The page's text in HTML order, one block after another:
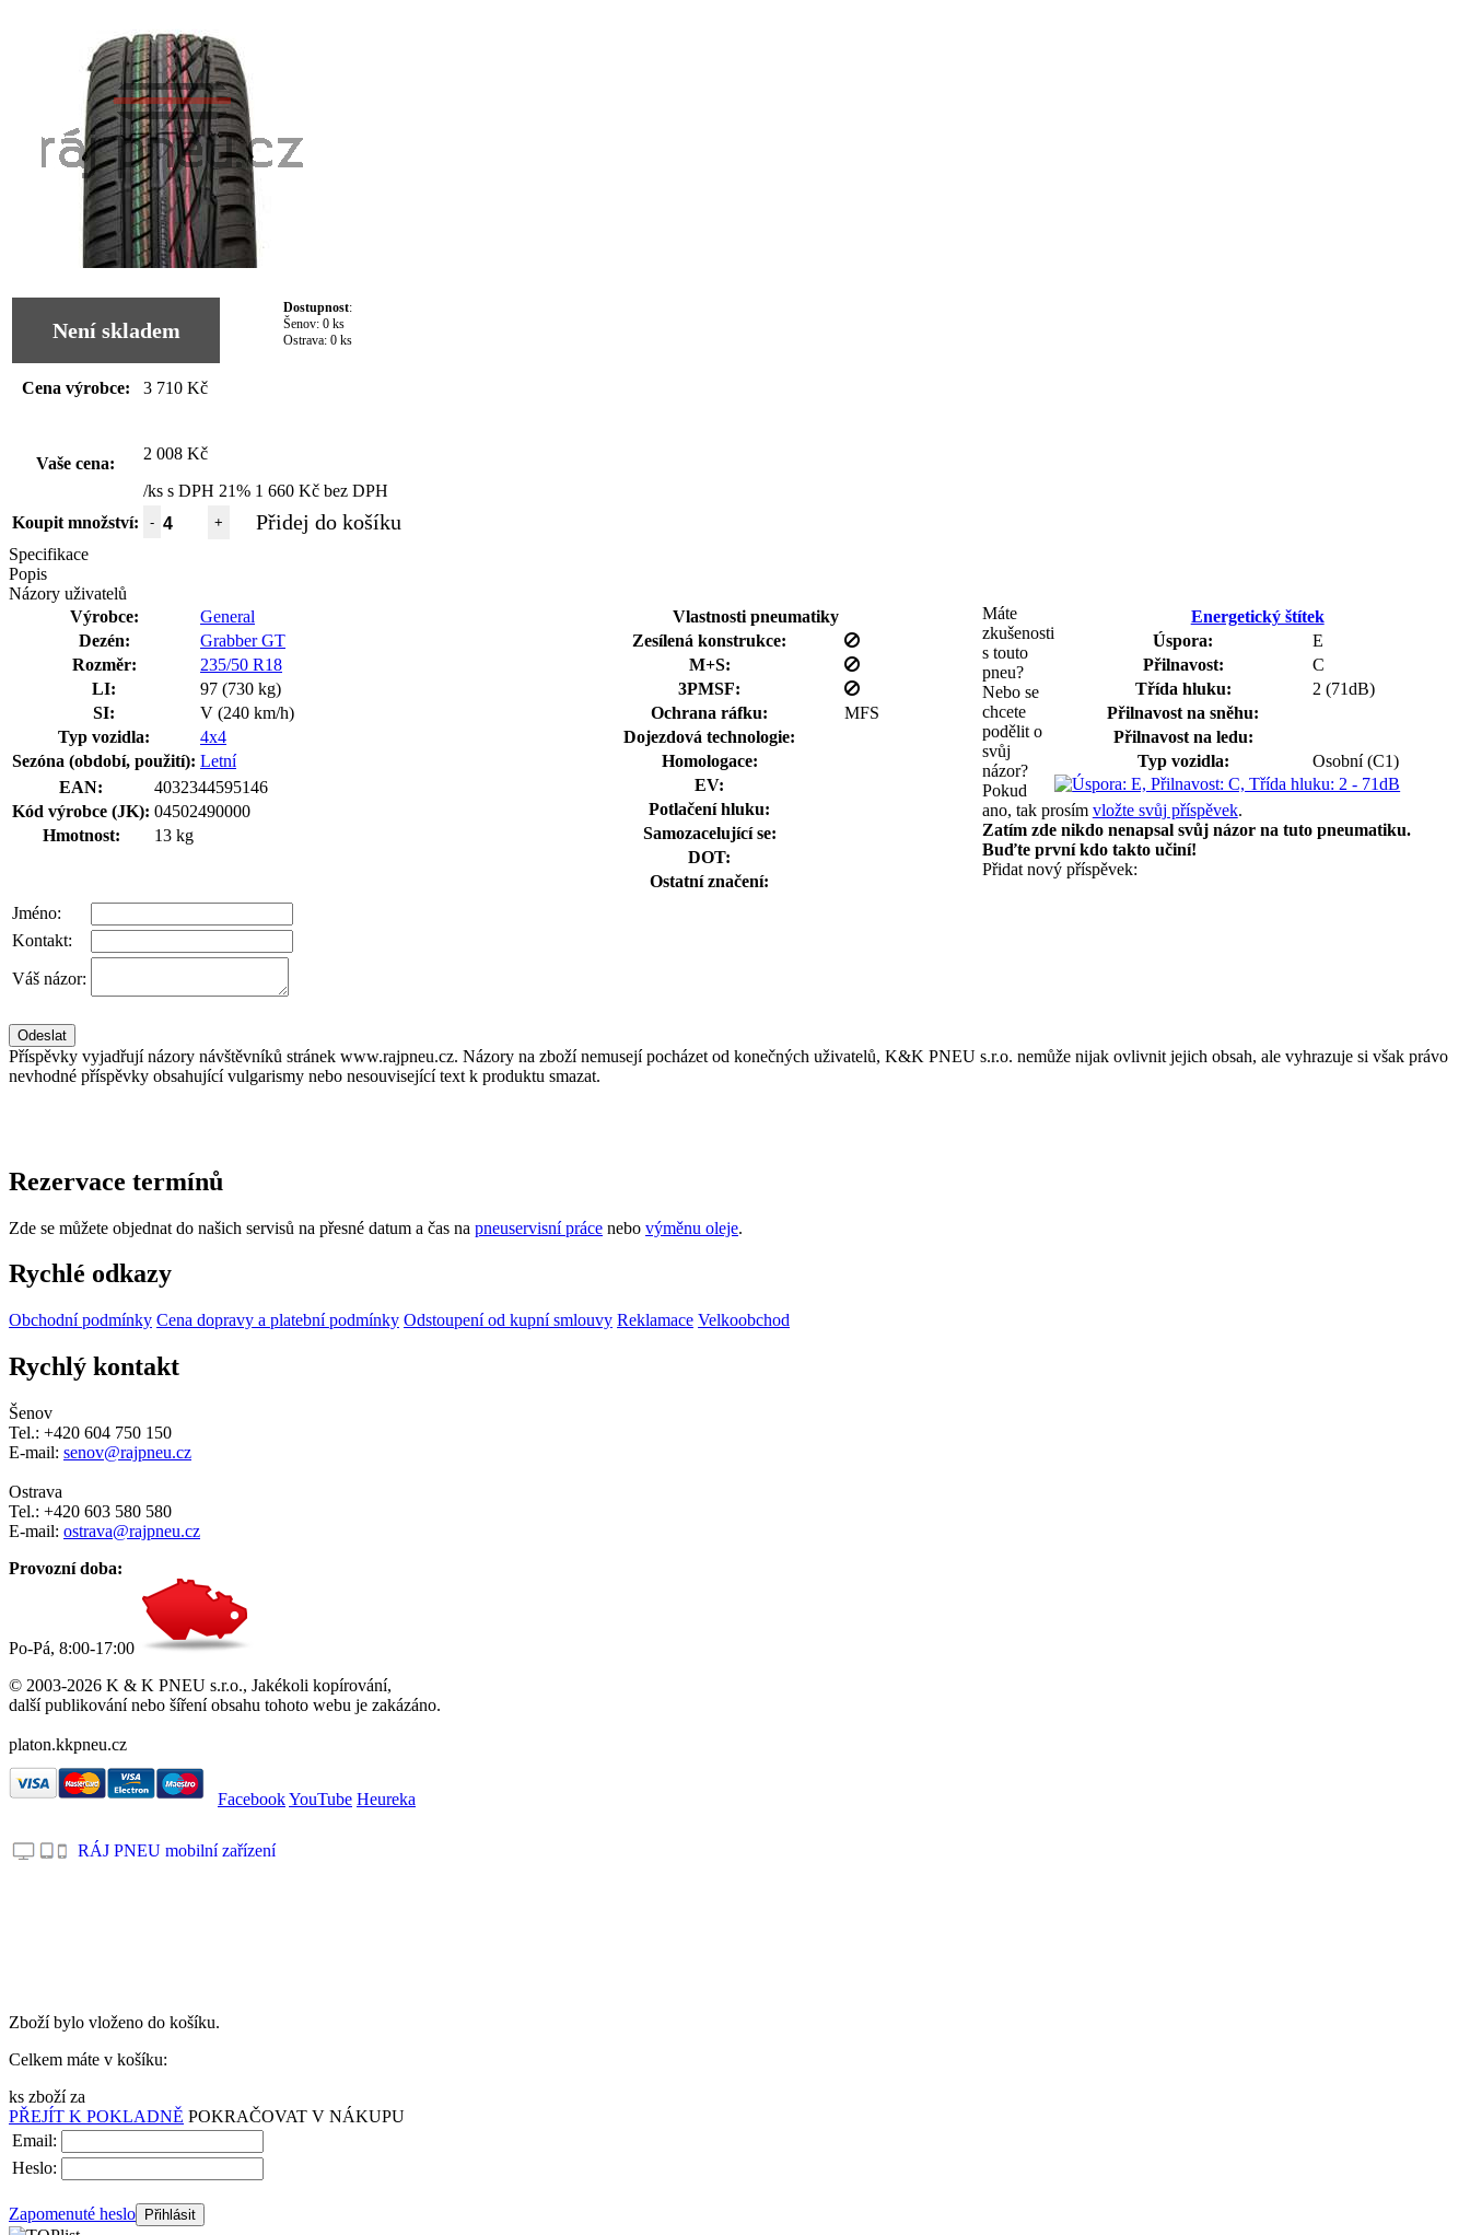
Není skladem
Dostupnost:
Šenov: 0 ks
Ostrava: 0 ks
Cena výrobce: 3 710 Kč
Vaše cena:
2 008 Kč
/ks s DPH 21% 1 660 Kč bez DPH
Koupit množství:
- + Přidej do košíku
Specifikace
Popis
Názory uživatelů
Výrobce:
General
Dezén:
Grabber GT
Rozměr:
235/50 R18
LI:
97 (730 kg)
SI:
V (240 km/h)
Typ vozidla:
4x4
Sezóna (období, použití): Letní
EAN:
4032344595146
Kód výrobce (JK): 04502490000
Hmotnost:
13 kg
Vlastnosti pneumatiky
Zesílená konstrukce:
M+S:
3PMSF:
Ochrana ráfku:
MFS
Dojezdová technologie:
Homologace:
EV:
Potlačení hluku:
Samozacelující se:
DOT:
Ostatní značení:
Energetický štítek
Úspora:
E
Přilnavost:
C
Třída hluku:
2 (71dB)
Přilnavost na sněhu:
Přilnavost na ledu:
Typ vozidla:
Osobní (C1)
Máte
zkušenosti
s touto
pneu?
Nebo se
chcete
podělit o
svůj
názor?
Pokud
ano, tak prosím vložte svůj příspěvek.
Zatím zde nikdo nenapsal svůj názor na tuto pneumatiku.
Buďte první kdo takto učiní!
Přidat nový příspěvek:
Jméno:
Kontakt:
Váš názor:
Příspěvky vyjadřují názory návštěvníků stránek www.rajpneu.cz. Názory na zboží nemusejí pocházet od konečných uživatelů, K&K PNEU s.r.o. nemůže nijak ovlivnit jejich obsah, ale vyhrazuje si však právo
nevhodné příspěvky obsahující vulgarismy nebo nesouvisející text k produktu smazat.
Rezervace termínů
Zde se můžete objednat do našich servisů na přesné datum a čas na pneuservisní práce nebo výměnu oleje.
Rychlé odkazy
Obchodní podmínky Cena dopravy a platební podmínky Odstoupení od kupní smlouvy Reklamace Velkoobchod
Rychlý kontakt
Šenov
Tel.: +420 604 750 150
E-mail: senov@rajpneu.cz
Ostrava
Tel.: +420 603 580 580
E-mail: ostrava@rajpneu.cz
Provozní doba:
Po-Pá, 8:00-17:00
© 2003-2026 K & K PNEU s.r.o., Jakékoli kopírování,
další publikování nebo šíření obsahu tohoto webu je zakázáno.
platon.kkpneu.cz
FacebookYouTube Heureka
RÁJ PNEU mobilní zařízení
Zboží bylo vloženo do košíku.
Celkem máte v košíku:
ks zboží za
PŘEJÍT K POKLADNĚ POKRAČOVAT V NÁKUPU
Email:
Heslo:
Zapomenuté heslo Přihlásit